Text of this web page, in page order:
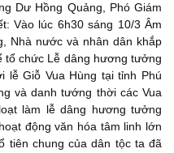
Dư Hồng Quảng, Phó Giám
Vào lúc 6h30 sáng 10/3 Âm
Nhà nước và nhân dân khắp
tổ chức Lễ dâng hương tưởng
lễ Giỗ Vua Hùng tại tỉnh Phú
và danh tướng thời các Vua
làm lễ dâng hương tưởng
động văn hóa tâm linh lớn
tiên chung của dân tộc ta đã